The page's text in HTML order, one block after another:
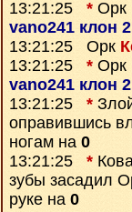
13:21:25 * Орк
vano241 клон
13:21:25 Орк
13:21:25 * Орк
vano241 клон
13:21:25 *
оправившись
ногам на 0
13:21:25 *
зубы засадил
руке на 0